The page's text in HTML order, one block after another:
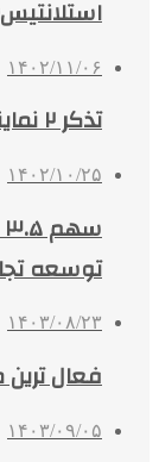
۱۴۰۲/۱۱/۰۶
تذکر ۲ نماینده مجلس درباره قیمت ارز
۱۴۰۲/۱۰/۲۵
توسعه
۱۴۰۳/۰۸/۲۳
فعال
۱۴۰۳/۰۹/۰۵